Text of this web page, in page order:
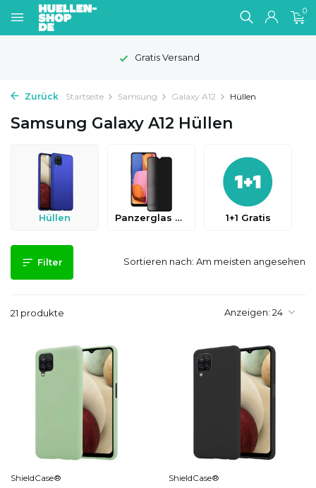
0
1-2 Werktage Lieferzeit
Zurück Startseite Samsung Galaxy A12 Hüllen
Samsung Galaxy A12 Hüllen
Hüllen Panzerglas & Schutzfolien 1+1 Gratis
Filter
21 produkte Anzeigen:
Sortieren nach:
ShieldCase® ShieldCase®